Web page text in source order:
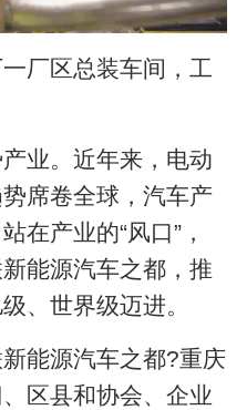
厂区总装车间，工
业。近年来，电动
席卷全球，汽车产
在产业的“风口”，
能源汽车之都，推
、世界级迈进。
能源汽车之都?重庆
区县和协会、企业